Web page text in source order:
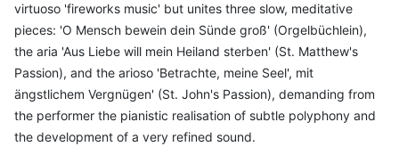
virtuoso 'fireworks music' but unites three slow, meditative
pieces: 'O Mensch bewein dein Sünde groß' (Orgelbüchlein),
the aria 'Aus Liebe will mein Heiland sterben' (St. Matthew's
Passion), and the arioso 'Betrachte, meine Seel', mit
ängstlichem Vergnügen' (St. John's Passion), demanding from
the performer the pianistic realisation of subtle polyphony and
the development of a very refined sound.